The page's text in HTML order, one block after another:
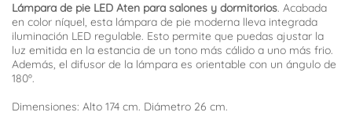
Lámpara de pie LED Aten para salones y dormitorios. Acabada
en color níquel, esta lámpara de pie moderna lleva integrada
iluminación LED regulable. Esto permite que puedas ajustar la
luz emitida en la estancia de un tono más cálido a uno más frio.
Además, el difusor de la lámpara es orientable con un ángulo de
180º.
Dimensiones: Alto 174 cm. Diámetro 26 cm.